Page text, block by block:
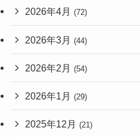
2026年4月 (72)
2026年3月 (44)
2026年2月 (54)
2026年1月 (29)
2025年12月 (21)